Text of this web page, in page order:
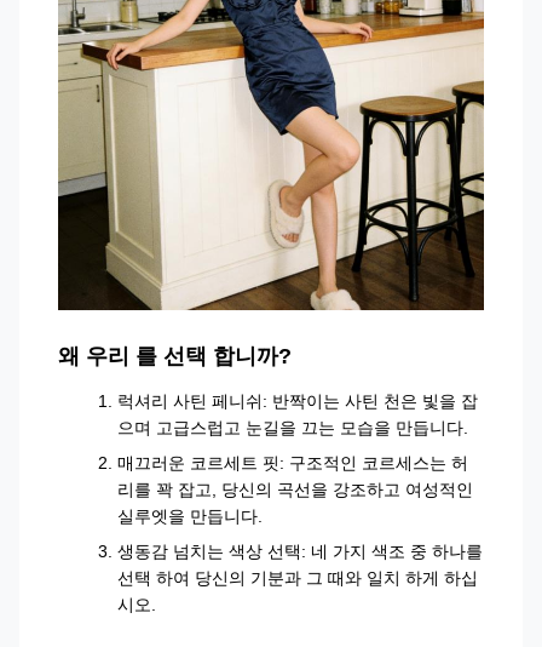
왜 우리 를 선택 합니까?
럭셔리 사틴 페니쉬: 반짝이는 사틴 천은 빛을 잡
으며 고급스럽고 눈길을 끄는 모습을 만듭니다.
매끄러운 코르세트 핏: 구조적인 코르세스는 허
리를 꽉 잡고, 당신의 곡선을 강조하고 여성적인
실루엣을 만듭니다.
생동감 넘치는 색상 선택: 네 가지 색조 중 하나를
선택 하여 당신의 기분과 그 때와 일치 하게 하십
시오.